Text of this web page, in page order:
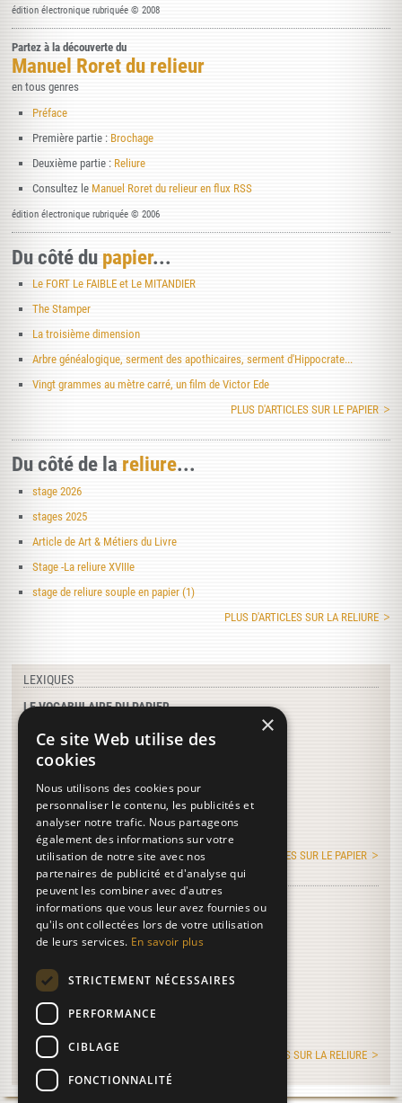
édition électronique rubriquée © 2008
Partez à la découverte du
Manuel Roret du relieur
en tous genres
Préface
Première partie : Brochage
Deuxième partie : Reliure
Consultez le Manuel Roret du relieur en flux RSS
édition électronique rubriquée © 2006
Du côté du papier...
Le FORT Le FAIBLE et Le MITANDIER
The Stamper
La troisième dimension
Arbre généalogique, serment des apothicaires, serment d'Hippocrate...
Vingt grammes au mètre carré, un film de Victor Ede
PLUS D'ARTICLES SUR LE PAPIER
Du côté de la reliure...
stage 2026
stages 2025
Article de Art & Métiers du Livre
Stage -La reliure XVIIIe
stage de reliure souple en papier (1)
PLUS D'ARTICLES SUR LA RELIURE
LEXIQUES
LE VOCABULAIRE DU PAPIER
Clusius
Chaudière à fondre
Calapa
Cames
PLUS DE TERMES SUR LE PAPIER
LE VOCABULAIRE DE LA RELIURE
Lignes de pied
Maculer
Elagage
PLUS DE TERMES SUR LA RELIURE
×
Ce site Web utilise des
cookies
Nous utilisons des cookies pour
personnaliser le contenu, les publicités et
analyser notre trafic. Nous partageons
également des informations sur votre
utilisation de notre site avec nos
partenaires de publicité et d'analyse qui
peuvent les combiner avec d'autres
informations que vous leur avez fournies ou
qu'ils ont collectées lors de votre utilisation
de leurs services. En savoir plus
STRICTEMENT NÉCESSAIRES
PERFORMANCE
CIBLAGE
FONCTIONNALITÉ